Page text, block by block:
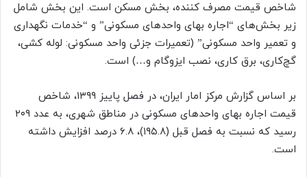
شاخص قیمت مصرف کننده، بخش مسکن است. این بخش شامل
زیر بخش‌های “اجاره بهای واحدهای مسکونی” و “خدمات نگهداری
و تعمیر واحد مسکونی” (تعمیرات جزئی واحد مسکونی: لوله کشی،
گچ‌کاری، برق کاری، نصب ایزوگام و…) است.
بر اساس گزارش مرکز امار ایران، در فصل پاییز ١٣٩٩، شاخص
قیمت اجاره بهای واحدهای مسکونی در مناطق شهری، به عدد ۲۰۹
رسید که نسبت به فصل قبل (١٩٥.٨)، ٦.٨ درصد افزایش داشته
است.